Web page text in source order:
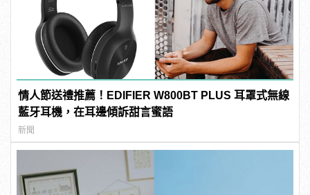
情人節送禮推薦！EDIFIER W800BT PLUS 耳罩式無線
藍牙耳機，在耳邊傾訴甜言蜜語
新聞